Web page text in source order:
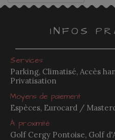
INFOS
Services
Parking, Climatisé, Accès
Privatisation
Moyens de paiement
Espèces, Eurocard /
À proximité
Golf Cergy Pontoise, Golf